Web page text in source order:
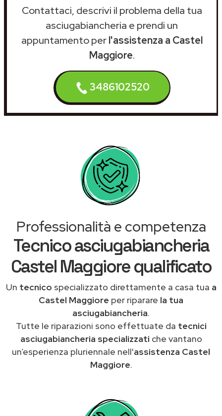
Contattaci, descrivi il problema della tua
asciugabiancheria e prendi un
appuntamento perl'assistenza a Castel
Maggiore.
3486102520
Professionalità e competenza
Tecnico asciugabiancheria
Castel Maggiore qualificato
Un tecnico specializzato direttamente a casa tua a
Castel Maggiore per riparare la tua
asciugabiancheria.
Tutte le riparazioni sono effettuate da tecnici
asciugabiancheria specializzati che vantano
un’esperienza pluriennale nell'assistenza Castel
Maggiore.